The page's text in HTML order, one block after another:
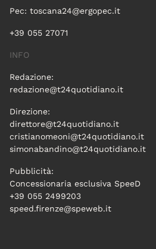
Pec: toscana24@ergopec.it
+39 055 27071
INFO
Redazione:
redazione@t24quotidiano.it
Direzione:
direttore@t24quotidiano.it
cristianomeoni@t24quotidiano.it
simonabandino@t24quotidiano.it
Pubblicità:
Concessionaria esclusiva SpeeD
+39 055 2499203
speed.firenze@speweb.it